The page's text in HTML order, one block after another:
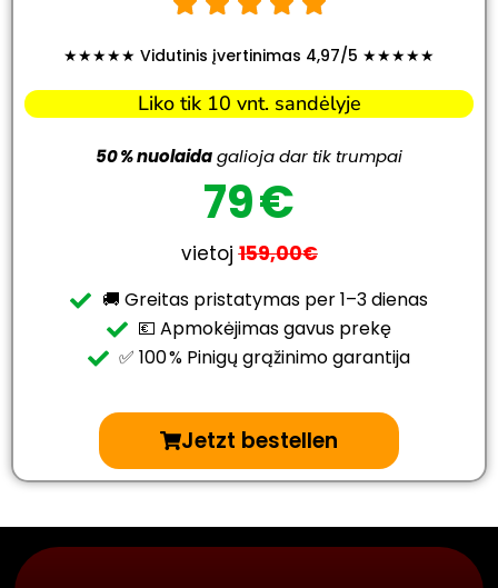
★★★★★ Vidutinis įvertinimas 4,97/5 ★★★★★
Liko tik 10 vnt. sandėlyje
50 % nuolaidagalioja dar tik trumpai
79 €
vietoj159,00€
🚚 Greitas pristatymas per 1–3 dienas
💶 Apmokėjimas gavus prekę
✅ 100 % Pinigų grąžinimo garantija
Jetzt bestellen